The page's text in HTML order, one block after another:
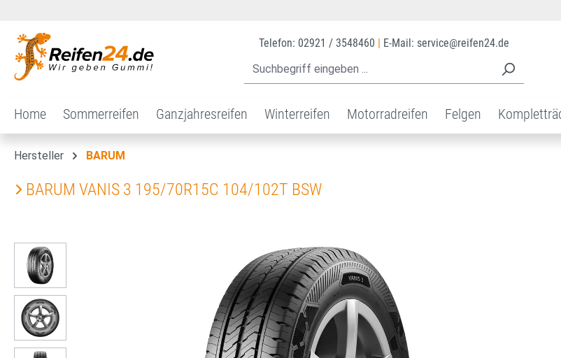
Telefon: 02921 / 3548460 E-Mail: service@reifen24.de
Home Sommerreifen Ganzjahresreifen Winterreifen Motorradreifen Felgen
Hersteller BARUM
BARUM VANIS 3 195/70R15C 104/102T BSW
Bildergalerie überspringen